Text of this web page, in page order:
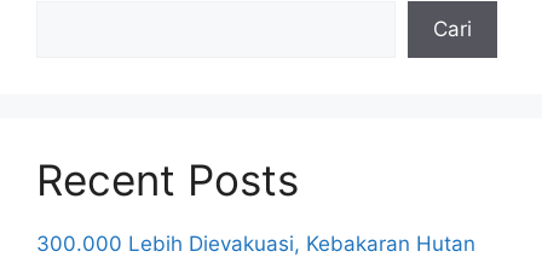
Cari
Recent Posts
300.000 Lebih Dievakuasi, Kebakaran Hutan